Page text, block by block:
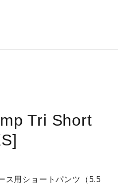
Tri Short
ス用ショートパンツ（5.5